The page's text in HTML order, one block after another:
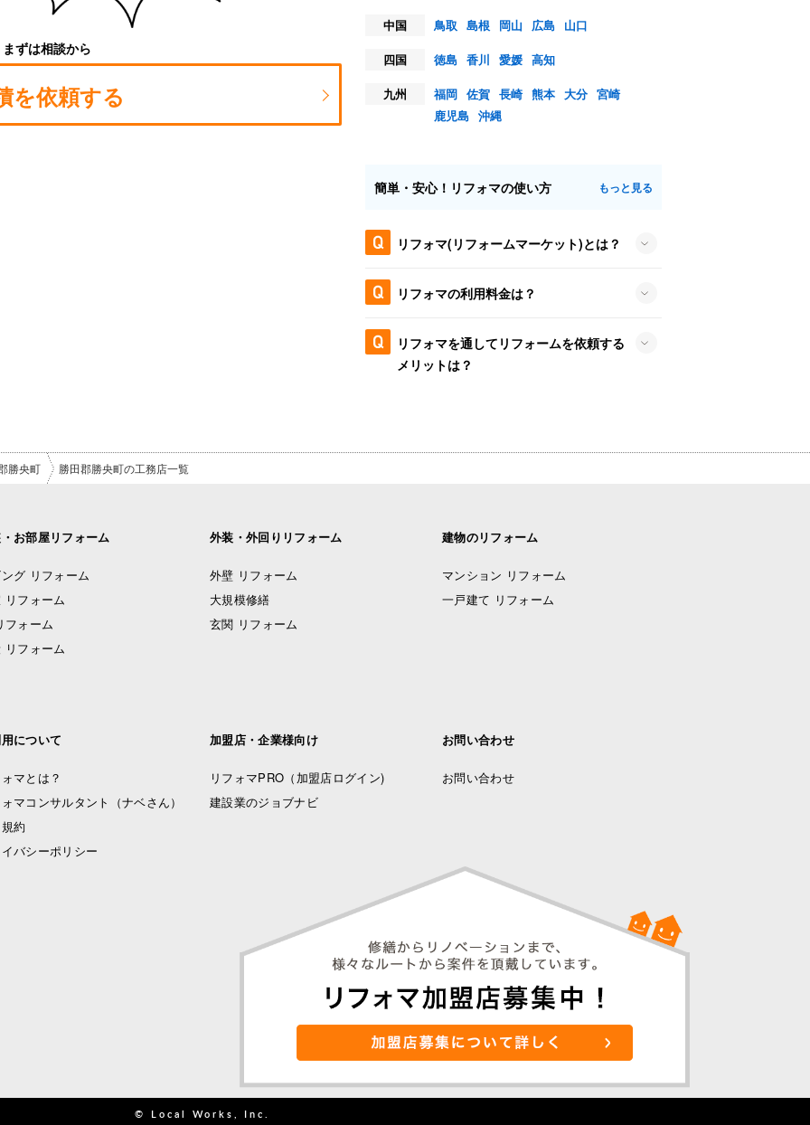
まずは相談から
を依頼する
中国
鳥取 島根 岡山 広島
山口
四国
徳島 香川 愛媛 高知
九州
福岡 佐賀 長崎 熊本 大分 宮崎
鹿児島 沖縄
簡単・安心！リフォマの使い方 もっと見る
リフォマ(リフォームマーケット)とは？
リフォマの利用料金は？
リフォマを通してリフォームを依頼する
メリットは？
勝央町 勝田郡勝央町の工務店一覧
お部屋リフォーム
グ リフォーム
リフォーム
フォーム
リフォーム
外装・外回りリフォーム
外壁 リフォーム
大規模修繕
玄関 リフォーム
建物のリフォーム
マンション リフォーム
一戸建て リフォーム
について
マとは？
マコンサルタント（ナベさん）
約
バシーポリシー
加盟店・企業様向け
リフォマPRO （加盟店ログイン)
建設業のジョブナビ
お問い合わせ
お問い合わせ
© Local Works, Inc.